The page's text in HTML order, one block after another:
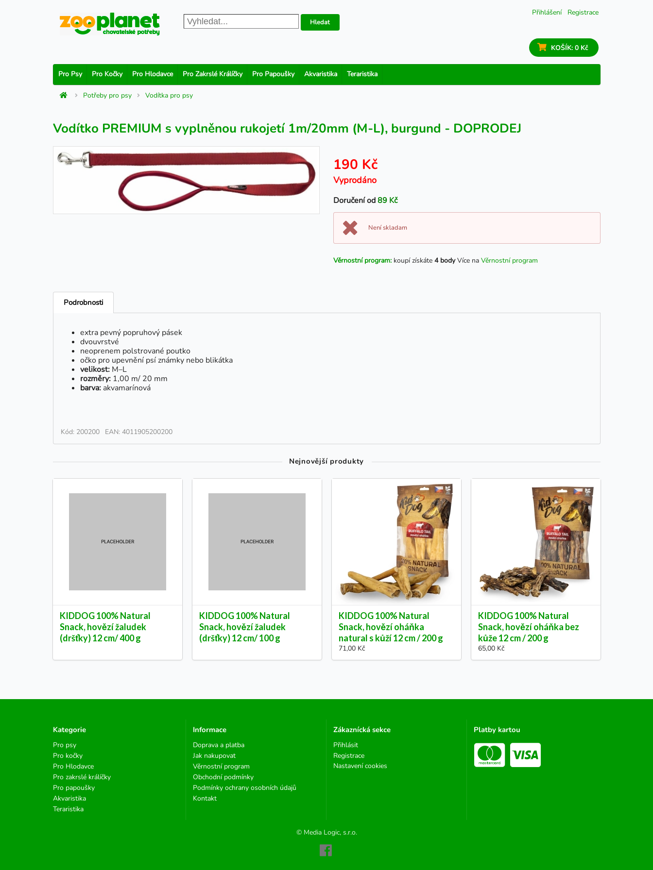
Přihlášení Registrace
Hledat
KOŠÍK: 0 Kč
Pro Psy Pro Kočky Pro Hlodavce Pro Zakrslé Králíčky Pro Papoušky Akvaristika Teraristika
Potřeby pro psy Vodítka pro psy
Vodítko PREMIUM s vyplněnou rukojetí 1m/20mm (M-L), burgund - DOPRODEJ
190 Kč
Vyprodáno
Doručení od89 Kč
Není skladam
Věrnostní program: koupí získáte 4 bodyVíce na Věrnostní program
Podrobnosti
extra pevný popruhový pásek
dvouvrstvé
neoprenem polstrované poutko
očko pro upevnění psí známky nebo blikátka
velikost:M–L
rozměry:1,00 m/ 20 mm
barva:akvamarínová
Kód: 200200 EAN: 4011905200200
Nejnovější produkty
KIDDOG 100% Natural
Snack, hovězí žaludek
(dršťky) 12 cm/ 400 g
KIDDOG 100% Natural
Snack, hovězí žaludek
(dršťky) 12 cm/ 100 g
KIDDOG 100% Natural
Snack, hovězí oháňka
natural s kůží 12 cm / 200 g
71,00 Kč
KIDDOG 100% Natural
Snack, hovězí oháňka bez
kůže 12 cm / 200 g
65,00 Kč
Kategorie
Pro psy
Pro kočky
Pro Hlodavce
Pro zakrslé králíčky
Pro papoušky
Akvaristika
Teraristika
Informace
Doprava a platba
Jak nakupovat
Věrnostní program
Obchodní podmínky
Podmínky ochrany osobních údajů
Kontakt
Zákaznícká sekce
Přihlásit
Registrace
Nastavení cookies
Platby kartou
© Media Logic, s.r.o.